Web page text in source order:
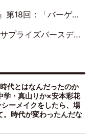
ルハンターみうな inしまむら」編
る先輩になれるように努力していきたい」
代とはなんだったのか
学・真山りか×安本彩花
シーメイクをしたら、場
。時代が変わったんだな